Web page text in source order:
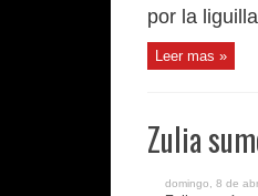
por la
Leer mas »
Zulia
domingo, 8 de